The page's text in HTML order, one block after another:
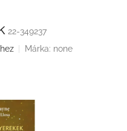
22-349237
Márka: none